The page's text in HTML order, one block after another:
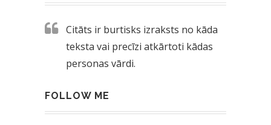
Citāts ir burtisks izraksts no kāda
teksta vai precīzi atkārtoti kādas
personas vārdi.
FOLLOW ME